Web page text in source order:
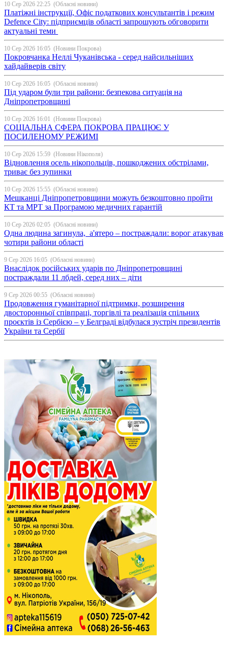
10 Сер 2026 22:25 (Обласні новини)
Платіжні інструкції, Офіс податкових консультантів і режим
Defence City: підприємців області запрошують обговорити
актуальні теми
10 Сер 2026 16:05 (Новини Покрова)
Покровчанка Неллі Чуканівська - серед найсильніших
хайдайверів світу
10 Сер 2026 16:05 (Обласні новини)
Під ударом були три райони: безпекова ситуація на
Дніпропетровщині
10 Сер 2026 16:01 (Новини Покрова)
СОЦІАЛЬНА СФЕРА ПОКРОВА ПРАЦЮЄ У
ПОСИЛЕНОМУ РЕЖИМІ
10 Сер 2026 15:59 (Новини Нікополя)
Відновлення осель нікопольців, пошкоджених обстрілами,
триває без зупинки
10 Сер 2026 15:55 (Обласні новини)
Мешканці Дніпропетровщини можуть безкоштовно пройти
КТ та МРТ за Програмою медичних гарантій
10 Сер 2026 02:05 (Обласні новини)
Одна людина загинула, а'ятеро – постраждали: ворог атакував
чотири райони області
9 Сер 2026 16:05 (Обласні новини)
Внаслідок російських ударів по Дніпропетровщині
постраждали 11 лбдей, серед них – діти
9 Сер 2026 00:55 (Обласні новини)
Продовження гуманітарної підтримки, розширення
двосторонньої співпраці, торгівлі та реалізація спільних
проєктів із Сербією – у Белграді відбулася зустріч президентів
України та Сербії